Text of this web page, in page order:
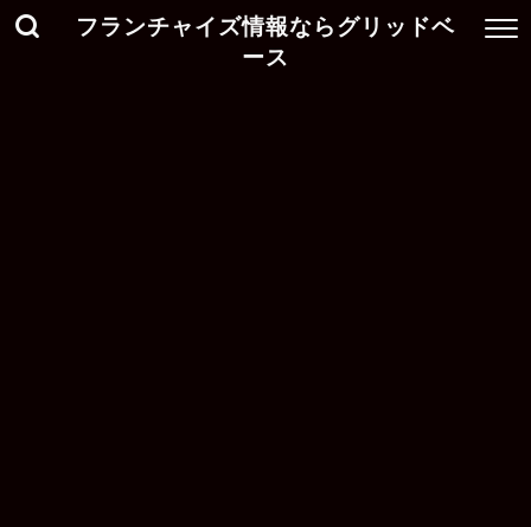
フランチャイズ情報ならグリッドベ
ース